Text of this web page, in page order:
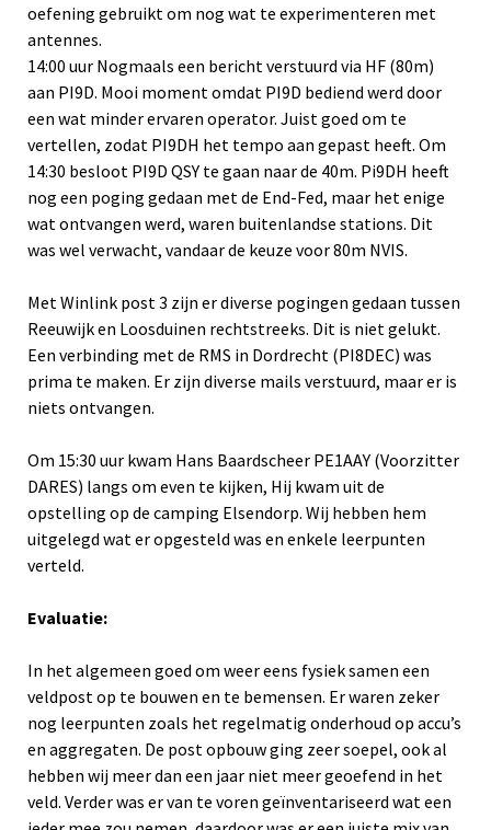
oefening gebruikt om nog wat te experimenteren met
antennes.
14:00 uur Nogmaals een bericht verstuurd via HF (80m)
aan PI9D. Mooi moment omdat PI9D bediend werd door
een wat minder ervaren operator. Juist goed om te
vertellen, zodat PI9DH het tempo aan gepast heeft. Om
14:30 besloot PI9D QSY te gaan naar de 40m. Pi9DH heeft
nog een poging gedaan met de End-Fed, maar het enige
wat ontvangen werd, waren buitenlandse stations. Dit
was wel verwacht, vandaar de keuze voor 80m NVIS.
Met Winlink post 3 zijn er diverse pogingen gedaan tussen
Reeuwijk en Loosduinen rechtstreeks. Dit is niet gelukt.
Een verbinding met de RMS in Dordrecht (PI8DEC) was
prima te maken. Er zijn diverse mails verstuurd, maar er is
niets ontvangen.
Om 15:30 uur kwam Hans Baardscheer PE1AAY (Voorzitter
DARES) langs om even te kijken, Hij kwam uit de
opstelling op de camping Elsendorp. Wij hebben hem
uitgelegd wat er opgesteld was en enkele leerpunten
verteld.
Evaluatie:
In het algemeen goed om weer eens fysiek samen een
veldpost op te bouwen en te bemensen. Er waren zeker
nog leerpunten zoals het regelmatig onderhoud op accu’s
en aggregaten. De post opbouw ging zeer soepel, ook al
hebben wij meer dan een jaar niet meer geoefend in het
veld. Verder was er van te voren geïnventariseerd wat een